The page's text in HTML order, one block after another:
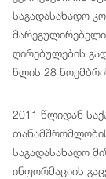
საგადასახადო
ღირებულების
წლის 28
2011 წლიდან
საგადასახადო
ინფორმაციის